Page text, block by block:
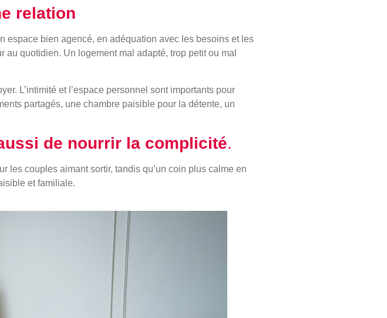
relation
espace bien agencé, en adéquation avec les besoins et les
quotidien. Un logement mal adapté, trop petit ou mal
L’intimité et l’espace personnel sont importants pour
partagés, une chambre paisible pour la détente, un
de nourrir la complicité.
les couples aimant sortir, tandis qu’un coin plus calme en
et familiale.